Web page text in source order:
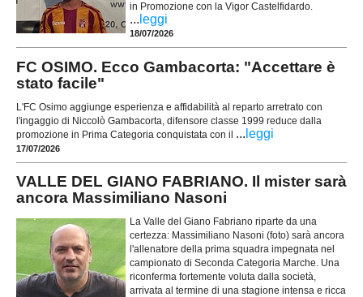
in Promozione con la Vigor Castelfidardo.
... leggi
18/07/2026
FC OSIMO. Ecco Gambacorta: "Accettare è
stato facile"
L'FC Osimo aggiunge esperienza e affidabilità al reparto arretrato con
l'ingaggio di Niccolò Gambacorta, difensore classe 1999 reduce dalla
promozione in Prima Categoria conquistata con il ... leggi
17/07/2026
VALLE DEL GIANO FABRIANO. Il mister sarà
ancora Massimiliano Nasoni
La Valle del Giano Fabriano riparte da una
certezza: Massimiliano Nasoni (foto) sarà ancora
l'allenatore della prima squadra impegnata nel
campionato di Seconda Categoria Marche. Una
riconferma fortemente voluta dalla società,
arrivata al termine di una stagione intensa e ricca